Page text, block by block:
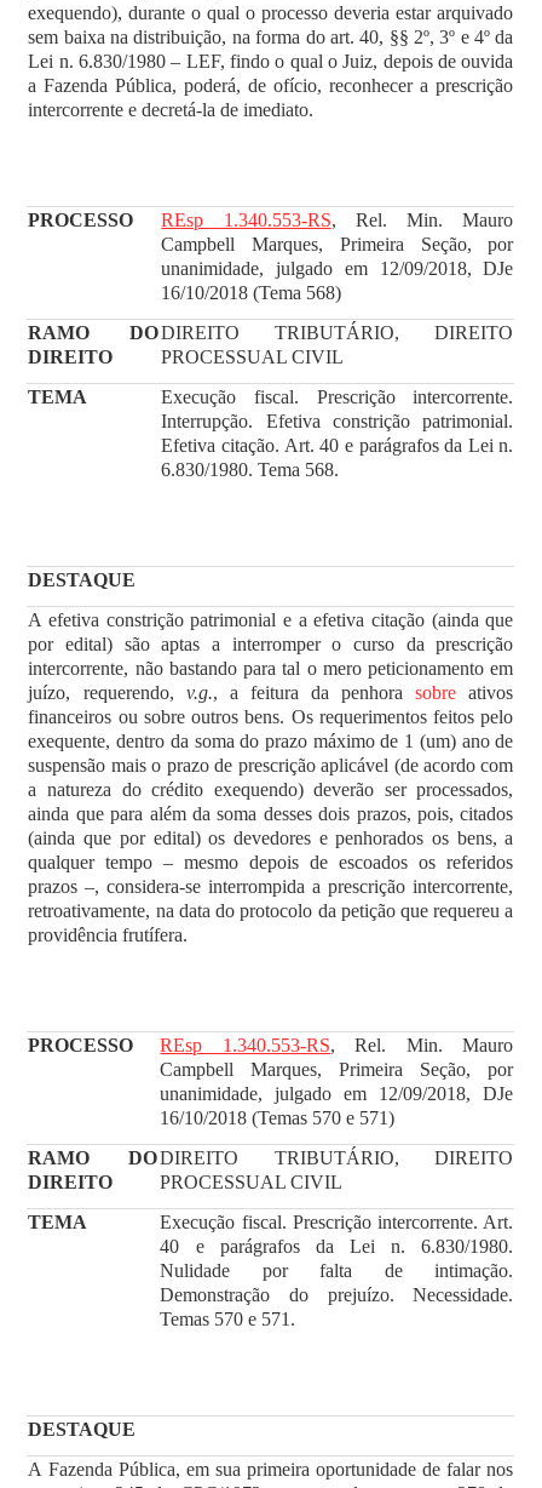
exequendo), durante o qual o processo deveria estar arquivado
sem baixa na distribuição, na forma do art. 40, §§ 2º, 3º e 4º da
Lei n. 6.830/1980 – LEF, findo o qual o Juiz, depois de ouvida
a Fazenda Pública, poderá, de ofício, reconhecer a prescrição
intercorrente e decretá-la de imediato.
PROCESSO REsp 1.340.553-RS, Rel. Min. Mauro
Campbell Marques, Primeira Seção, por
unanimidade, julgado em 12/09/2018, DJe
16/10/2018 (Tema 568)
RAMO DO
DIREITO
DIREITO TRIBUTÁRIO, DIREITO
PROCESSUAL CIVIL
TEMA
Execução fiscal. Prescrição intercorrente.
Interrupção. Efetiva constrição patrimonial.
Efetiva citação. Art. 40 e parágrafos da Lei n.
6.830/1980. Tema 568.
DESTAQUE
A efetiva constrição patrimonial e a efetiva citação (ainda que
por edital) são aptas a interromper o curso da prescrição
intercorrente, não bastando para tal o mero peticionamento em
juízo, requerendo, v.g., a feitura da penhorasobre ativos
financeiros ou sobre outros bens. Os requerimentos feitos pelo
exequente, dentro da soma do prazo máximo de 1 (um) ano de
suspensão mais o prazo de prescrição aplicável (de acordo com
a natureza do crédito exequendo) deverão ser processados,
ainda que para além da soma desses dois prazos, pois, citados
(ainda que por edital) os devedores e penhorados os bens, a
qualquer tempo – mesmo depois de escoados os referidos
prazos –, considera-se interrompida a prescrição intercorrente,
retroativamente, na data do protocolo da petição que requereu a
providência frutífera.
PROCESSO REsp 1.340.553-RS, Rel. Min. Mauro
Campbell Marques, Primeira Seção, por
unanimidade, julgado em 12/09/2018, DJe
16/10/2018 (Temas 570 e 571)
RAMO DO
DIREITO
DIREITO TRIBUTÁRIO, DIREITO
PROCESSUAL CIVIL
TEMA
Execução fiscal. Prescrição intercorrente. Art.
40 e parágrafos da Lei n. 6.830/1980.
Nulidade por falta de intimação.
Demonstração do prejuízo. Necessidade.
Temas 570 e 571.
DESTAQUE
A Fazenda Pública, em sua primeira oportunidade de falar nos